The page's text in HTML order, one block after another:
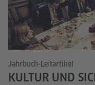
Jahrbuch-Leitartikel
KULTUR UND